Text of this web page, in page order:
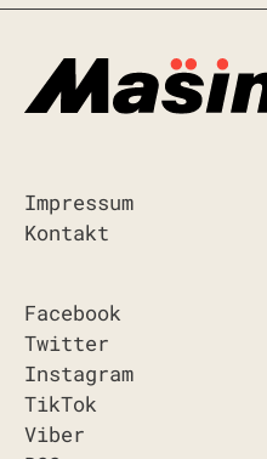
Impressum
Kontakt
Facebook
Twitter
Instagram
TikTok
Viber